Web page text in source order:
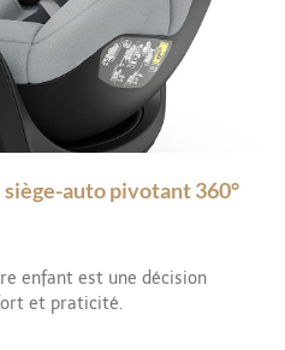
auto pivotant 360°
enfant est une décision
et praticité.